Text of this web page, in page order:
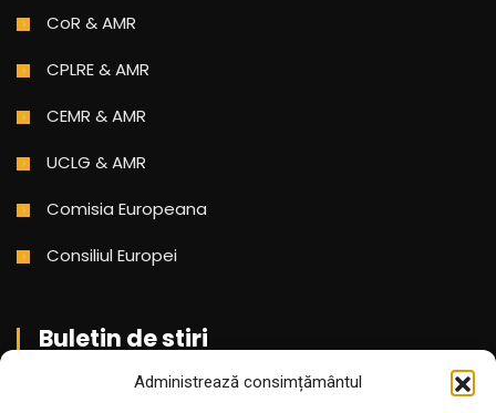
Administrează consimțământul
CoR & AMR
CPLRE & AMR
CEMR & AMR
UCLG & AMR
Comisia Europeana
Consiliul Europei
Buletin de stiri
Aboneaza-te pentru a primi cele mai noi stiri din partea